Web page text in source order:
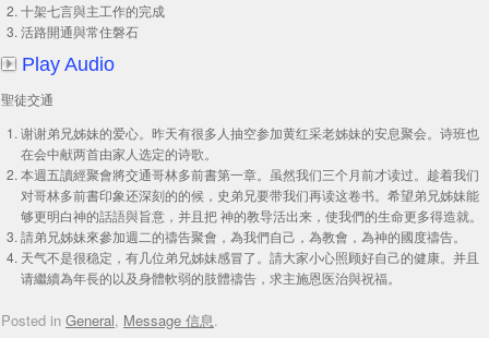
十架七言與主工作的完成
活路開通與常住磐石
Play Audio
聖徒交通
谢谢弟兄姊妹的爱心。昨天有很多人抽空参加黄红采老姊妹的安息聚会。诗班也
在会中献两首由家人选定的诗歌。
本週五讀經聚會將交通哥林多前書第一章。虽然我们三个月前才读过。趁着我们
对哥林多前書印象还深刻的的候，史弟兄要带我们再读这卷书。希望弟兄姊妹能
够更明白神的話語與旨意，并且把 神的教导活出来，使我們的生命更多得造就。
請弟兄姊妹來參加週二的禱告聚會，為我們自己，為教會，為神的國度禱告。
天气不是很稳定，有几位弟兄姊妹感冒了。請大家小心照顾好自己的健康。并且
请繼續為年長的以及身體軟弱的肢體禱告，求主施恩医治與祝福。
Posted in General, Message 信息.